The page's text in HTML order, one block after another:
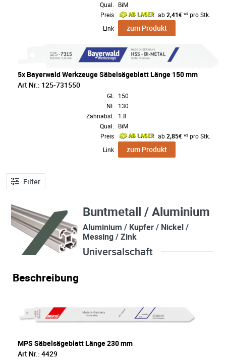
Qual.
BiM
Preis
ab2,41€*² pro Stk.
Link
zum Produkt
5x Bayerwald Werkzeuge Säbelsägeblatt Länge 150 mm
Art Nr.: 125-731550
GL
150
NL
130
Zahnabst.
1.8
Qual.
BiM
Preis
ab2,85€*² pro Stk.
Link
zum Produkt
Filter
Buntmetall / Aluminium
Aluminium / Kupfer / Nickel /
Messing / Zink
Universalschaft
Beschreibung
MPS Säbelsägeblatt Länge 230 mm
Art Nr.: 4429